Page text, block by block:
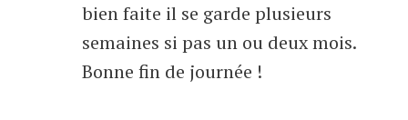
bien faite il se garde plusieurs
semaines si pas un ou deux mois.
Bonne fin de journée !